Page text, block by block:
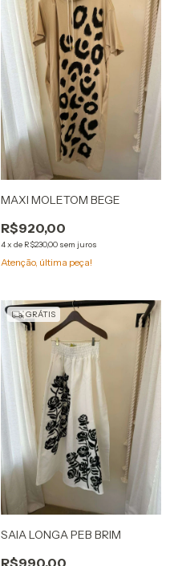
MAXI MOLETOM BEGE
R$920,00
4x de R$230,00 sem juros
Atenção, última peça!
GRÁTIS
SAIA LONGA PEB BRIM